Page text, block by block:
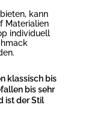
kann
Materialien
individuell
klassisch bis
bis sehr
ist der Stil